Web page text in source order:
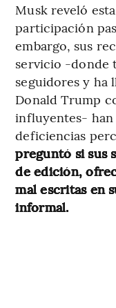
Musk reveló
participación
embargo, sus
servicio -donde
seguidores y ha
Donald Trump
influyentes-
deficiencias
preguntó si sus
de edición,
mal escritas en
informal.